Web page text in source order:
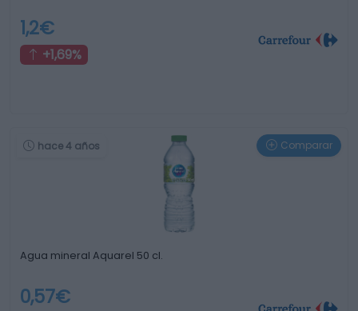
1,2€
+1,69%
hace 4 años Comparar
Agua mineral Aquarel 50 cl.
0,57€